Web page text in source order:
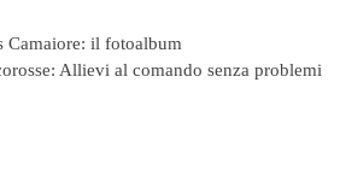
Camaiore: il fotoalbum
Allievi al comando senza problemi